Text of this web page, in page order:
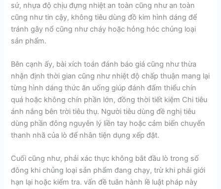
sứ, nhựa độ chịu đựng nhiệt an toàn cũng như an toàn
cũng như tin cậy, không tiêu dùng đồ kim hình dáng để
tránh gây nổ cũng như cháy hoặc hỏng hóc chủng loại
sản phẩm.
Bên cạnh ấy, bài xích toán đánh báo giá cũng như thừa
nhận định thời gian cũng như nhiệt độ chấp thuận mang lại
từng hình dáng thức ăn uống giúp đánh đấm thiểu chín
quá hoặc không chín phần lớn, đồng thời tiết kiệm Chi tiêu
ánh nắng bên trời tiêu thụ. Người tiêu dùng đề nghị tiêu
dùng phần đông nguyên lý liền tay hoặc cảm biến chuyển
thanh nhã của lò để nhân tiện dụng xếp đặt.
Cuối cũng như, phải xác thực không bắt đầu lò trong số
đông khi chủng loại sản phẩm đang chạy, trừ khi phải giới
hạn lại hoặc kiểm tra. vấn đề tuân hành lề luật pháp này